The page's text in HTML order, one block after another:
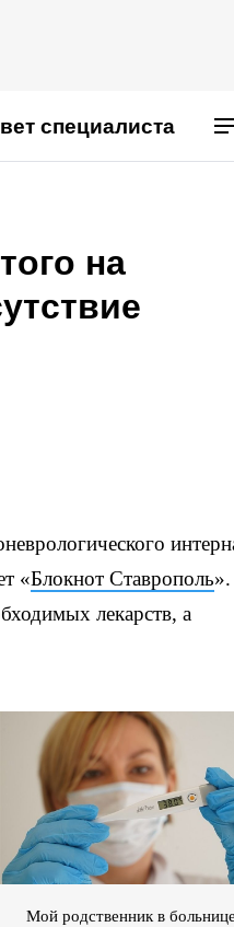
специалиста
на
«Блокнот Ставрополь
лекарств, а
Мой родственник в